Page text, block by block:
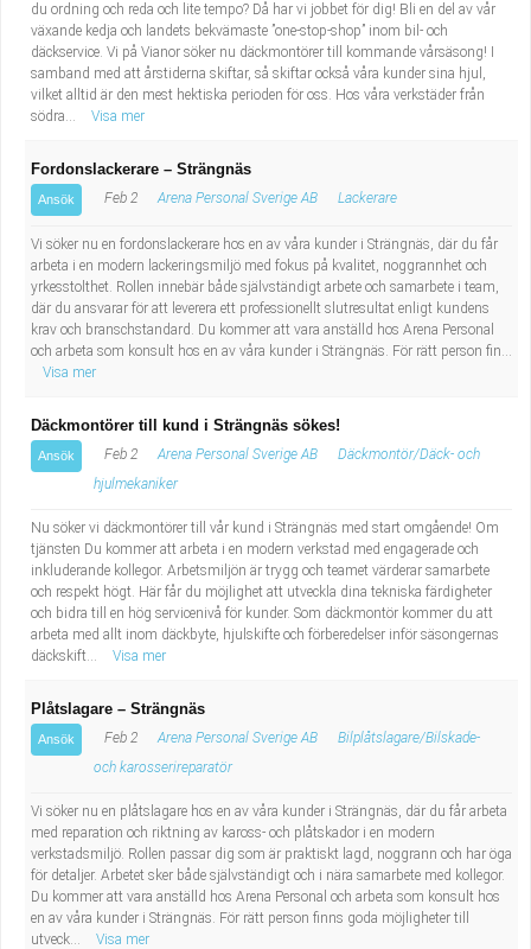
du ordning och reda och lite tempo? Då har vi jobbet för dig! Bli en del av vår
växande kedja och landets bekvämaste ”one-stop-shop” inom bil- och
däckservice. Vi på Vianor söker nu däckmontörer till kommande vårsäsong! I
samband med att årstiderna skiftar, så skiftar också våra kunder sina hjul,
vilket alltid är den mest hektiska perioden för oss. Hos våra verkstäder från
södra...
Visa mer
Fordonslackerare – Strängnäs
Ansök Feb 2 Arena Personal Sverige AB Lackerare
Vi söker nu en fordonslackerare hos en av våra kunder i Strängnäs, där du får
arbeta i en modern lackeringsmiljö med fokus på kvalitet, noggrannhet och
yrkesstolthet. Rollen innebär både självständigt arbete och samarbete i team,
där du ansvarar för att leverera ett professionellt slutresultat enligt kundens
krav och branschstandard. Du kommer att vara anställd hos Arena Personal
och arbeta som konsult hos en av våra kunder i Strängnäs. För rätt person fin...
Visa mer
Däckmontörer till kund i Strängnäs sökes!
Ansök Feb 2 Arena Personal Sverige AB
Däckmontör/Däck- och
hjulmekaniker
Nu söker vi däckmontörer till vår kund i Strängnäs med start omgående! Om
tjänsten Du kommer att arbeta i en modern verkstad med engagerade och
inkluderande kollegor. Arbetsmiljön är trygg och teamet värderar samarbete
och respekt högt. Här får du möjlighet att utveckla dina tekniska färdigheter
och bidra till en hög servicenivå för kunder. Som däckmontör kommer du att
arbeta med allt inom däckbyte, hjulskifte och förberedelser inför säsongernas
däckskift...
Visa mer
Plåtslagare – Strängnäs
Ansök Feb 2 Arena Personal Sverige AB
Bilplåtslagare/Bilskade-
och karosserireparatör
Vi söker nu en plåtslagare hos en av våra kunder i Strängnäs, där du får arbeta
med reparation och riktning av kaross- och plåtskador i en modern
verkstadsmiljö. Rollen passar dig som är praktiskt lagd, noggrann och har öga
för detaljer. Arbetet sker både självständigt och i nära samarbete med kollegor.
Du kommer att vara anställd hos Arena Personal och arbeta som konsult hos
en av våra kunder i Strängnäs. För rätt person finns goda möjligheter till
utveck...
Visa mer